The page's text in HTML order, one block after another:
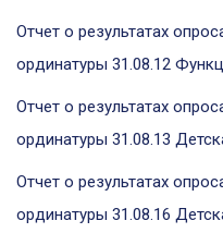
Отчет о результатах
ординатуры 31.08.12
Отчет о результатах
ординатуры 31.08.13
Отчет о результатах
ординатуры 31.08.16